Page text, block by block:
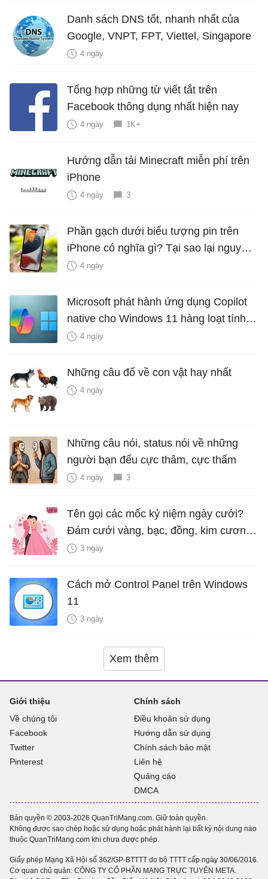
Danh sách DNS tốt, nhanh nhất của
Google, VNPT, FPT, Viettel, Singapore
4 ngày
Tổng hợp những từ viết tắt trên
Facebook thông dụng nhất hiện nay
4 ngày 1K+
Hướng dẫn tải Minecraft miễn phí trên
iPhone
4 ngày 3
Phần gạch dưới biểu tượng pin trên
iPhone có nghĩa gì? Tại sao lại nguy
hiểm?
4 ngày
Microsoft phát hành ứng dụng Copilot
native cho Windows 11 hàng loạt tính
năng mới Hữu Ích
4 ngày
Những câu đố về con vật hay nhất
4 ngày
Những câu nói, status nói về những
người bạn đểu cực thâm, cực thấm
4 ngày 3
Tên gọi các mốc kỷ niệm ngày cưới?
Đám cưới vàng, bạc, đồng, kim cương
là bao nhiêu năm?
3 ngày
Cách mở Control Panel trên Windows
11
3 ngày
Xem thêm
Giới thiệu
Về chúng tôi
Facebook
Twitter
Pinterest
Chính sách
Điều khoản sử dụng
Hướng dẫn sử dụng
Chính sách bảo mật
Liên hệ
Quảng cáo
DMCA
Bản quyền © 2003-2026 QuanTriMang.com. Giữ toàn quyền.
Không được sao chép hoặc sử dụng hoặc phát hành lại bất kỳ nội dung nào
thuộc QuanTriMang.com khi chưa được phép.
Giấy phép Mạng Xã Hội số 362/GP-BTTTT do bộ TTTT cấp ngày 30/06/2016.
Cơ quan chủ quản: CÔNG TY CỔ PHẦN MẠNG TRỰC TUYẾN META.